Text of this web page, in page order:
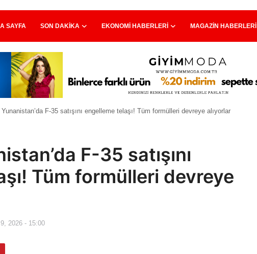
SAYFA SON DAKIKA EKONOMI HABERLERI MAGAZIN HABERLERI
Yunanistan’da F-35 satışını engelleme telaşı! Tüm formülleri devreye alıyorlar
F-35 satışını
Tüm formülleri devreye
2026 - 15:00